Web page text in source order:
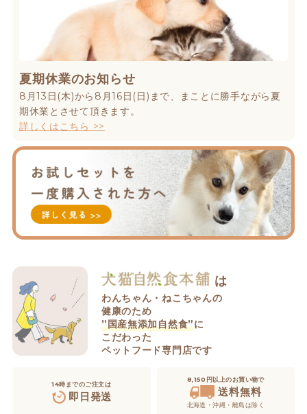
夏期休業のお知らせ
8月13日(木)から8月16日(日)まで、まことに勝手ながら夏
期休業とさせて頂きます。
詳しくはこちら >>
は
わんちゃん・ねこちゃんの
健康のため
”国産無添加自然食”に
こだわった
ペットフード専門店です
14時までのご注文は
即日発送
8,150円以上のお買い物で
送料無料
北海道・沖縄・離島は除く